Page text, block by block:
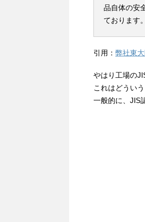
品自体の安
ております。
引用： 弊社東
やはり工場の
これはどうい
一般的に、JIS